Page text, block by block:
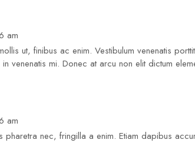
am
ut, finibus ac enim. Vestibulum venenatis
venenatis mi. Donec at arcu non elit dictum
am
pharetra nec, fringilla a enim. Etiam dapibus